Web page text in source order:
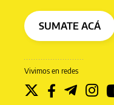
Vivimos en redes
SUMATE ACÁ